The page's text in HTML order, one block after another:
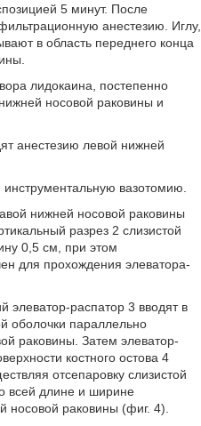
5 минут. После
анестезию. Иглу,
в область переднего конца
лидокаина, постепенно
носовой раковины и
анестезию левой нижней
вазотомию.
нижней носовой раковины
разрез 2 слизистой
0,5 см, при этом
для прохождения элеватора-
элеватор-распатор 3 вводят в
оболочки параллельно
раковины. Затем элеватор-
костного остова 4
отсепаровку слизистой
всей длине и ширине
носовой раковины (фиг. 4).